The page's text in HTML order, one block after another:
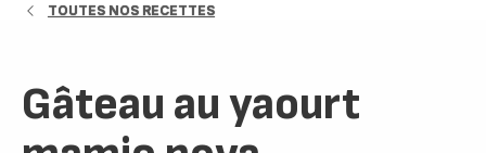
TOUTES NOS RECETTES
Gâteau au yaourt